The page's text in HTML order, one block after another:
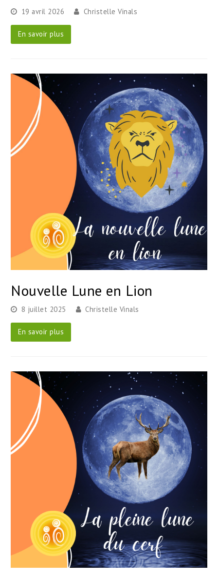
19 avril 2026 Christelle Vinals
En savoir plus
Nouvelle Lune en Lion
8 juillet 2025 Christelle Vinals
En savoir plus